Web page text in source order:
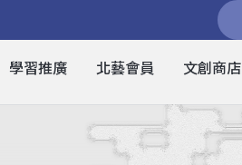
學習推廣 北藝會員 文創商店